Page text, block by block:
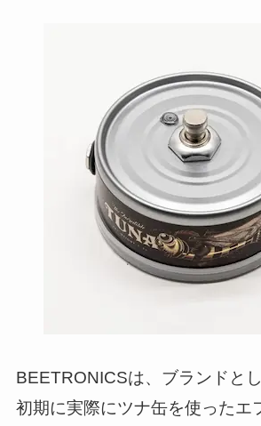
BEETRONICSは、ブランドと
初期に実際にツナ缶を使ったエ